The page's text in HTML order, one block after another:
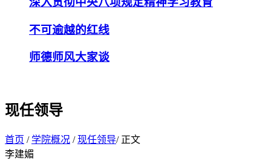
不可逾越的红线
师德师风大家谈
现任领导
首页 / 学院概况 /现任领导/ 正文
李建媚